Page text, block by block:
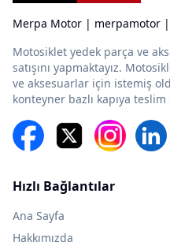
Merpa Motor | merpamotor
Motosiklet yedek parça ve
satışını yapmaktayız.
ve aksesuarlar için istemiş
konteyner bazlı kapıya
Hızlı Bağlantılar
Ana Sayfa
Hakkımızda